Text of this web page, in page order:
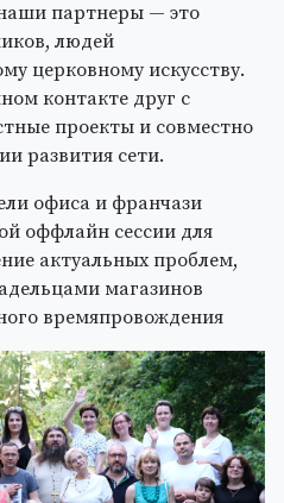
партнеры — это
людей
церковному искусству.
контакте друг с
проекты и совместно
развития сети.
офиса и франчази
оффлайн сессии для
актуальных проблем,
магазинов
времяпровождения